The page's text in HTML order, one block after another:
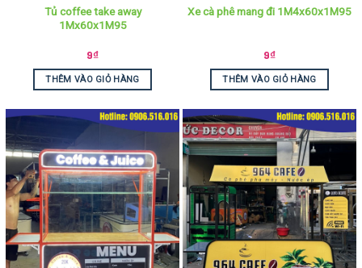
Tủ coffee take away
1Mx60x1M95
9₫
THÊM VÀO GIỎ HÀNG
Xe cà phê mang đi 1M4x60x1M95
9₫
THÊM VÀO GIỎ HÀNG